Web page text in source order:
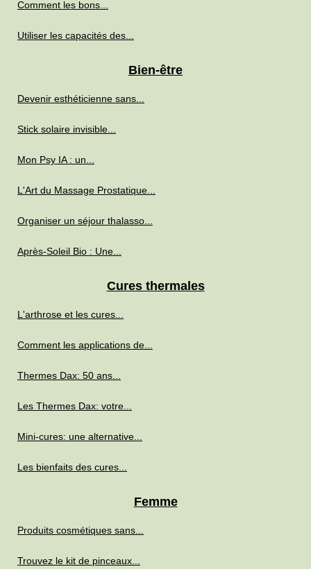
Comment les bons...
Utiliser les capacités des...
Bien-être
Devenir esthéticienne sans...
Stick solaire invisible...
Mon Psy IA : un...
L'Art du Massage Prostatique...
Organiser un séjour thalasso...
Après-Soleil Bio : Une...
Cures thermales
L'arthrose et les cures...
Comment les applications de...
Thermes Dax: 50 ans...
Les Thermes Dax: votre...
Mini-cures: une alternative...
Les bienfaits des cures...
Femme
Produits cosmétiques sans...
Trouvez le kit de pinceaux...